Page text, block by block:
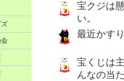
宝クジは
い。
最近かす
宝くじは
んなの当